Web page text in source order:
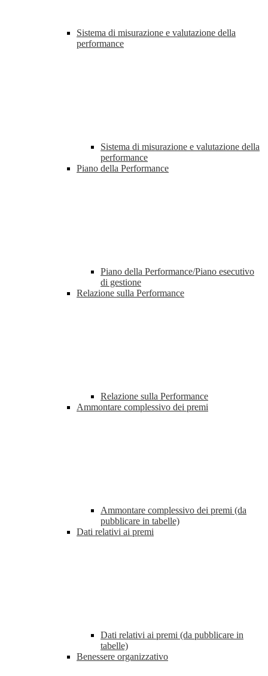
Sistema di misurazione e valutazione della
performance
Sistema di misurazione e valutazione della
performance
Piano della Performance
Piano della Performance/Piano esecutivo
di gestione
Relazione sulla Performance
Relazione sulla Performance
Ammontare complessivo dei premi
Ammontare complessivo dei premi (da
pubblicare in tabelle)
Dati relativi ai premi
Dati relativi ai premi (da pubblicare in
tabelle)
Benessere organizzativo